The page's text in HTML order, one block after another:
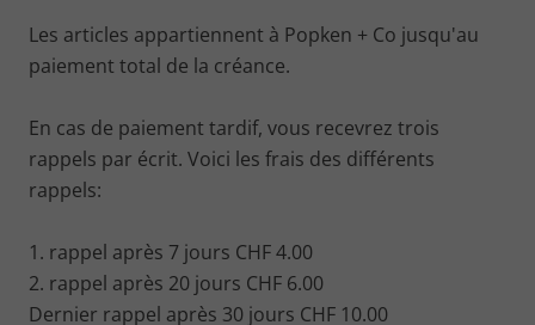
Les articles appartiennent à Popken + Co jusqu'au
paiement total de la créance.
En cas de paiement tardif, vous recevrez trois
rappels par écrit. Voici les frais des différents
rappels:
1. rappel après 7 jours CHF 4.00
2. rappel après 20 jours CHF 6.00
Dernier rappel après 30 jours CHF 10.00